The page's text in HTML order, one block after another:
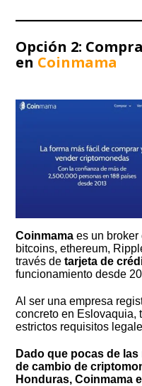
Opción 2:
en Coinmama
Coinmama es un
bitcoins, ethereum,
través detarjeta de
funcionamiento desde
Al ser una empresa
concreto en Eslovaquia,
estrictos requisitos
Dado que pocas de
de cambio de
Honduras, Coinmama